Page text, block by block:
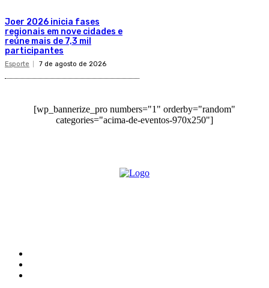
Joer 2026 inicia fases
regionais em nove cidades e
reúne mais de 7,3 mil
participantes
Esporte 7 de agosto de 2026
[wp_bannerize_pro numbers="1" orderby="random"
categories="acima-de-eventos-970x250"]